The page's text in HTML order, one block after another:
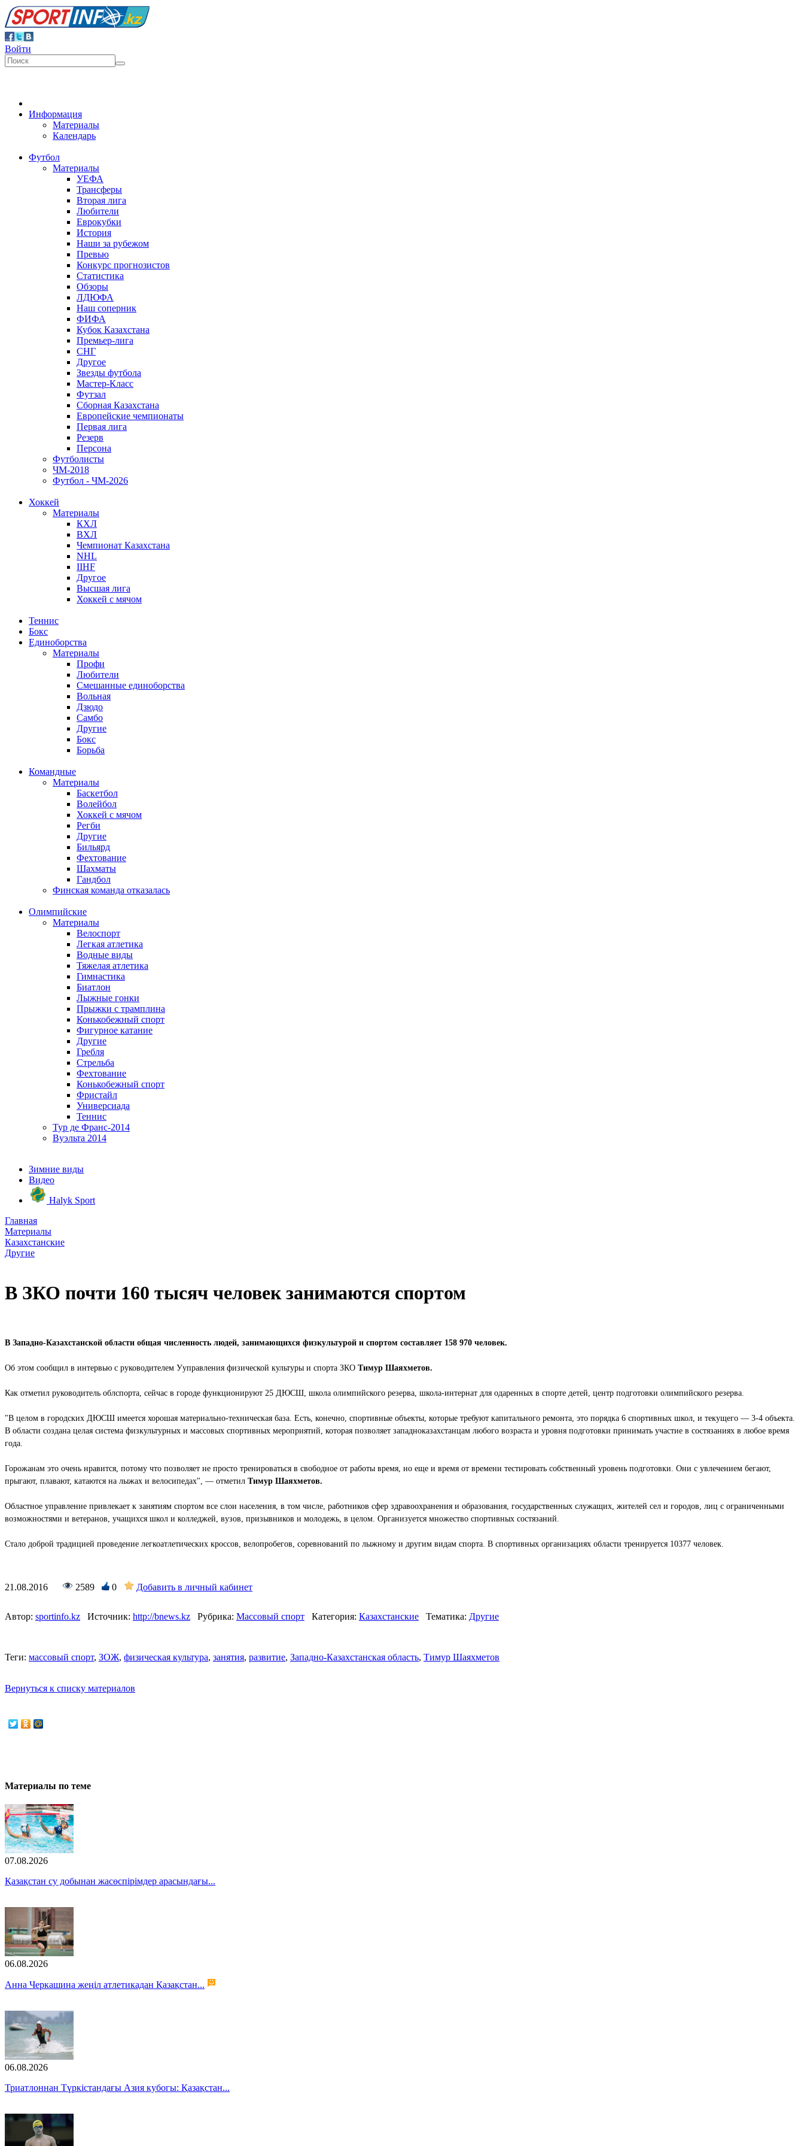
Войти
Информация
Материалы
Календарь
Футбол
Материалы
УЕФА
Трансферы
Вторая лига
Любители
Еврокубки
История
Наши за рубежом
Превью
Конкурс прогнозистов
Статистика
Обзоры
ЛДЮФА
Наш соперник
ФИФА
Кубок Казахстана
Премьер-лига
СНГ
Другое
Звезды футбола
Мастер-Класс
Футзал
Сборная Казахстана
Европейские чемпионаты
Первая лига
Резерв
Персона
Футболисты
ЧМ-2018
Футбол - ЧМ-2026
Хоккей
Материалы
КХЛ
ВХЛ
Чемпионат Казахстана
NHL
IIHF
Другое
Высшая лига
Хоккей с мячом
Теннис
Бокс
Единоборства
Материалы
Профи
Любители
Смешанные единоборства
Вольная
Дзюдо
Самбо
Другие
Бокс
Борьба
Командные
Материалы
Баскетбол
Волейбол
Хоккей с мячом
Регби
Другие
Бильярд
Фехтование
Шахматы
Гандбол
Финская команда отказалась
Олимпийские
Материалы
Велоспорт
Легкая атлетика
Водные виды
Тяжелая атлетика
Гимнастика
Биатлон
Лыжные гонки
Прыжки с трамплина
Конькобежный спорт
Фигурное катание
Другие
Гребля
Стрельба
Фехтование
Конькобежный спорт
Фристайл
Универсиада
Теннис
Тур де Франс-2014
Вуэльта 2014
Зимние виды
Видео
Halyk Sport
Главная
Материалы
Казахстанские
Другие
В ЗКО почти 160 тысяч человек занимаются спортом
В Западно-Казахстанской области общая численность людей, занимающихся физкультурой и спортом составляет 158 970 человек.
Об этом сообщил в интервью с руководителем Ууправления физической культуры и спорта ЗКО Тимур Шаяхметов.
Как отметил руководитель облспорта, сейчас в городе функционируют 25 ДЮСШ, школа олимпийского резерва, школа-интернат для одаренных в спорте детей, центр подготовки олимпийского резерва.
"В целом в городских ДЮСШ имеется хорошая материально-техническая база. Есть, конечно, спортивные объекты, которые требуют капитального ремонта, это порядка 6 спортивных школ, и текущего — 3-4 объекта.
В области создана целая система физкультурных и массовых спортивных мероприятий, которая позволяет западноказахстанцам любого возраста и уровня подготовки принимать участие в состязаниях в любое время
года.
Горожанам это очень нравится, потому что позволяет не просто тренироваться в свободное от работы время, но еще и время от времени тестировать собственный уровень подготовки. Они с увлечением бегают,
прыгают, плавают, катаются на лыжах и велосипедах", — отметил Тимур Шаяхметов.
Областное управление привлекает к занятиям спортом все слои населения, в том числе, работников сфер здравоохранения и образования, государственных служащих, жителей сел и городов, лиц с ограниченными
возможностями и ветеранов, учащихся школ и колледжей, вузов, призывников и молодежь, в целом. Организуется множество спортивных состязаний.
Стало доброй традицией проведение легкоатлетических кроссов, велопробегов, соревнований по лыжному и другим видам спорта. В спортивных организациях области тренируется 10377 человек.
21.08.2016 2589 0 Добавить в личный кабинет
Автор: sportinfo.kz Источник: http://bnews.kz Рубрика: Массовый спорт Категория: Казахстанские Тематика: Другие
Теги: массовый спорт, ЗОЖ, физическая культура, занятия, развитие, Западно-Казахстанская область, Тимур Шаяхметов
Вернуться к списку материалов
Материалы по теме
07.08.2026
Қазақстан су добынан жасөспірімдер арасындағы...
06.08.2026
Анна Черкашина жеңіл атлетикадан Қазақстан...
06.08.2026
Триатлоннан Түркістандағы Азия кубогы: Қазақстан...